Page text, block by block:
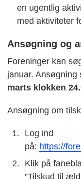
en ugentlig
med aktiviteter
Ansøgning og
Foreninger kan
januar.
marts klokken
Ansøgning om
Log ind
på: https://
Klik på
”Tilskud til